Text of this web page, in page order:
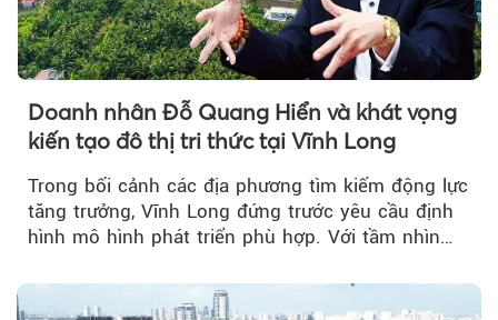
Doanh nhân Đỗ Quang Hiển và khát vọng
kiến tạo đô thị tri thức tại Vĩnh Long
Trong bối cảnh các địa phương tìm kiếm động lực
tăng trưởng, Vĩnh Long đứng trước yêu cầu định
hình mô hình phát triển phù hợp. Với tầm nhìn